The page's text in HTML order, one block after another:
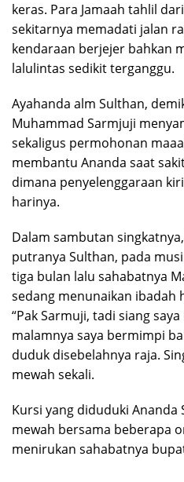
keras. Para Jamaah tahlil
sekitarnya memadati jalan
kendaraan berjejer bahkan
lalulintas sedikit terganggu.
Ayahanda alm Sulthan,
Muhammad Sarmjuji
sekaligus permohonan
membantu Ananda saat
dimana penyelenggaraan
harinya.
Dalam sambutan
putranya Sulthan, pada
tiga bulan lalu sahabatnya
sedang menunaikan ibadah
“Pak Sarmuji, tadi siang
malamnya saya bermimpi
duduk disebelahnya raja.
mewah sekali.
Kursi yang diduduki Ananda
mewah bersama beberapa
menirukan sahabatnya